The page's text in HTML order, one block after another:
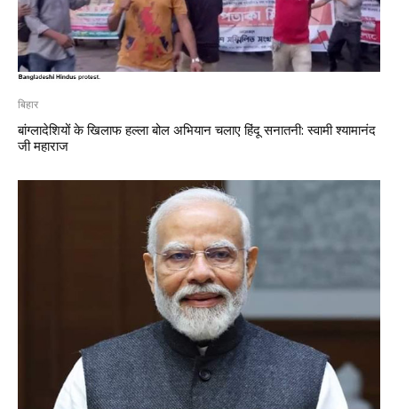
बिहार
बांग्लादेशियों के खिलाफ हल्ला बोल अभियान चलाए हिंदू सनातनी: स्वामी श्यामानंद
जी महाराज